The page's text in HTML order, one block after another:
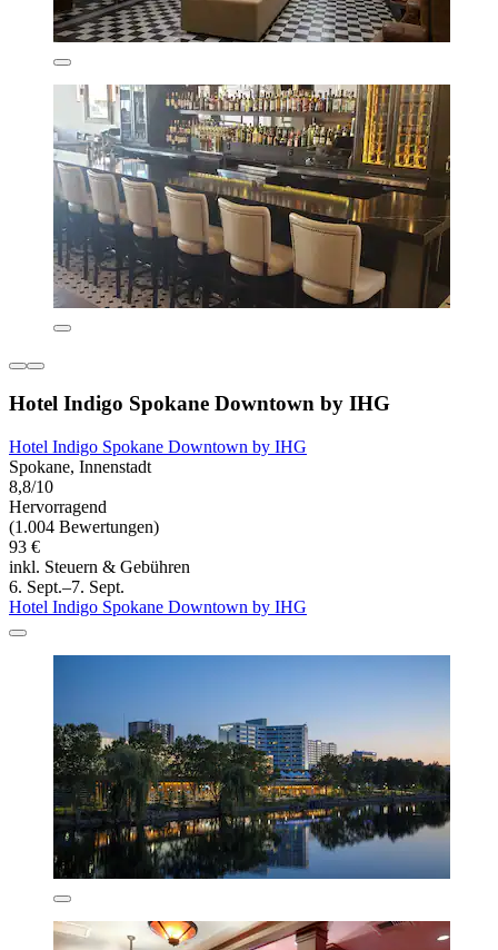
Hotel Indigo Spokane Downtown by IHG
Hotel Indigo Spokane Downtown by IHG
Spokane, Innenstadt
8,8/10
Hervorragend
(1.004 Bewertungen)
93 €
inkl. Steuern & Gebühren
6. Sept.–7. Sept.
Hotel Indigo Spokane Downtown by IHG